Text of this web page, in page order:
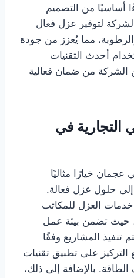
أساسيًا من التصميم
لتوفير عزل فعال
مما يُعزز من جودة
أحدث التقنيات
الشركة من ضمان فعالية
التجارية في
خيارًا مثاليًا
إلى حلول عزل فعالة.
العزل للمكاتب
حيث تضمن بيئة عمل
تنفيذ المشاريع وفقًا
التركيز على تطبيق تقنيات
بالإضافة إلى ذلك،